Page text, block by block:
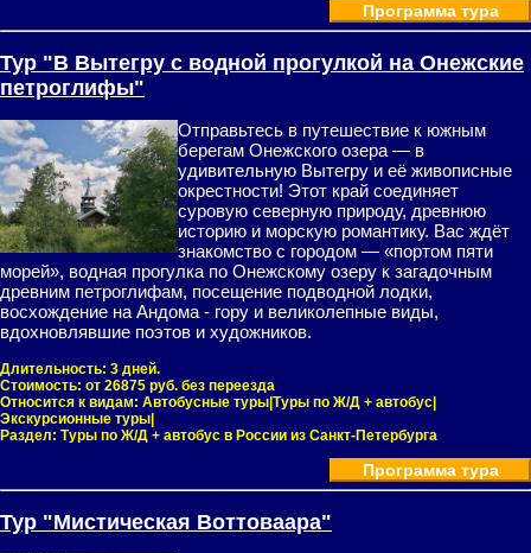
Программа тура
Тур "В Вытегру с водной прогулкой на Онежские
петроглифы"
Отправьтесь в путешествие к южным
берегам Онежского озера — в
удивительную Вытегру и её живописные
окрестности! Этот край соединяет
суровую северную природу, древнюю
историю и морскую романтику. Вас ждёт
знакомство с городом — «портом пяти
морей», водная прогулка по Онежскому озеру к загадочным
древним петроглифам, посещение подводной лодки,
восхождение на Андома - гору и великолепные виды,
вдохновлявшие поэтов и художников.
Длительность: 3 дней.
Стоимость: от 26875 руб. без переезда
Относится к видам: Автобусные туры|Туры по Ж/Д + автобус|
Экскурсионные туры|
Раздел: Туры по Ж/Д + автобус в России из Санкт-Петербурга
Программа тура
Тур "Мистическая Воттоваара"